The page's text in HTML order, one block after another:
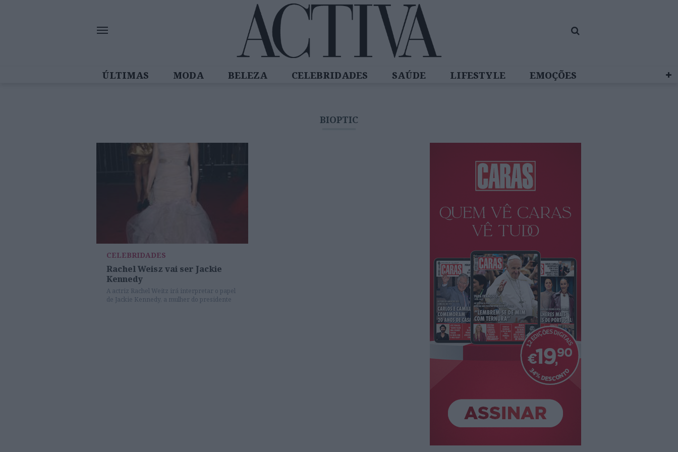
ÚLTIMAS MODA BELEZA CELEBRIDADES SAÚDE LIFESTYLE
EMOÇÕES
BIOPTIC
CELEBRIDADES
Rachel Weisz vai ser Jackie
Kennedy
A actriz Rachel Weitz irá interpretar o papel
de Jackie Kennedy, a mulher do presidente